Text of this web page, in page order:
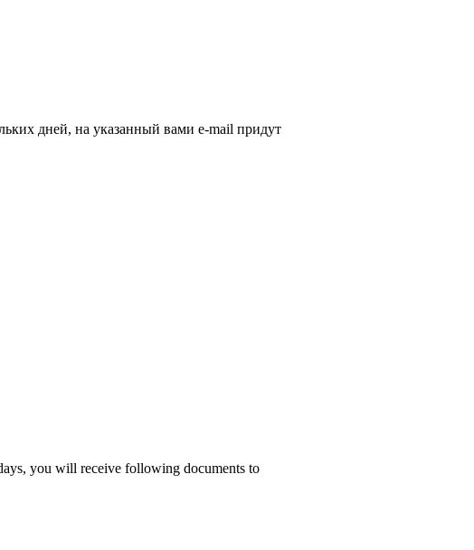
дней, на указанный вами e-mail придут
you will receive following documents to